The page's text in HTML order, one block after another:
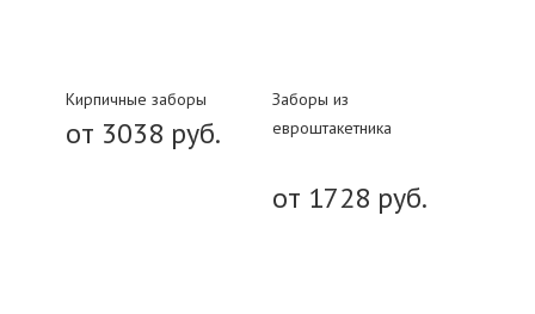
Кирпичные заборы
от 3038 руб.
Заборы из
евроштакетника
от 1728 руб.